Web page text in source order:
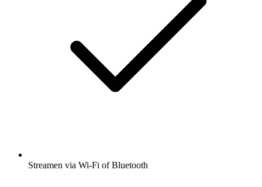
Streamen via Wi-Fi of Bluetooth